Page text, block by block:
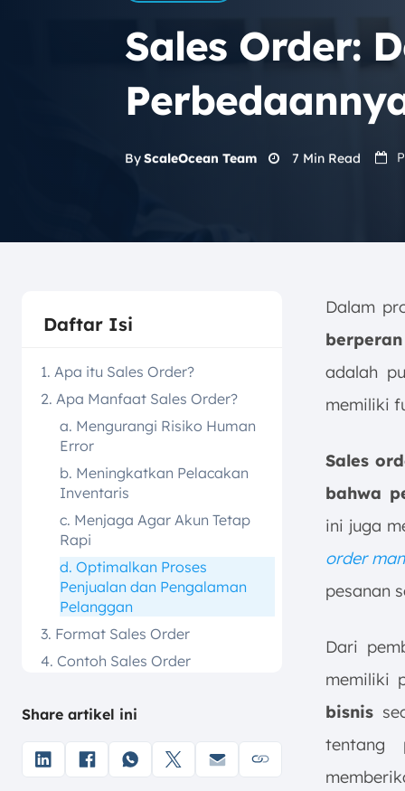
Sales Order:
ByScaleOcean Team 7 Min Read
Daftar Isi
1. Apa itu Sales Order?
2. Apa Manfaat Sales Order?
a. Mengurangi Risiko Human
Error
b. Meningkatkan Pelacakan
Inventaris
c. Menjaga Agar Akun Tetap
Rapi
d. Optimalkan Proses
Penjualan dan Pengalaman
Pelanggan
3. Format Sales Order
4. Contoh Sales Order
Purchase Order, dan Invoice
Order dengan ScaleOcean Sales
Software
Share artikel ini
Dalam
adalah
memiliki
Sales
bahwa
ini juga
order
pesanan
Dari
memiliki
bisnis
tentang